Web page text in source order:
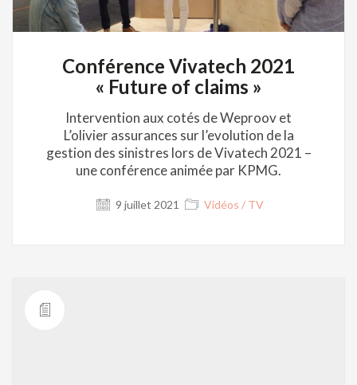
Conférence Vivatech 2021
« Future of claims »
Intervention aux cotés de Weproov et
L’olivier assurances sur l’evolution de la
gestion des sinistres lors de Vivatech 2021 –
une conférence animée par KPMG.
9 juillet 2021 Vidéos / TV